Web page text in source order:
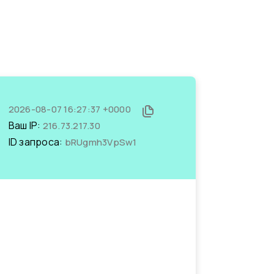
2026-08-07 16:27:37 +0000
Ваш IP: 216.73.217.30
ID запроса: bRUgmh3VpSw1